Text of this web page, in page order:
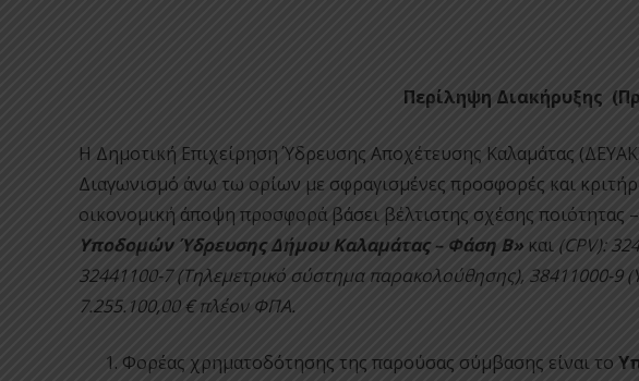
Περίληψη Διακήρυξης
Η Δημοτική Επιχείρηση Ύδρευσης Αποχέτευσης Καλαμάτας
Διαγωνισμό άνω τω ορίων με σφραγισμένες προσφορές και
οικονομική άποψη προσφορά βάσει βέλτιστης σχέσης ποιότητας –
Υποδομών Ύδρευσης Δήμου Καλαμάτας – Φάση Β» και (CPV):
32441100-7 (Τηλεμετρικό σύστημα παρακολούθησης), 38411000-9
7.255.100,00 € πλέον ΦΠΑ.
Φορέας χρηματοδότησης της παρούσας σύμβασης είναι το